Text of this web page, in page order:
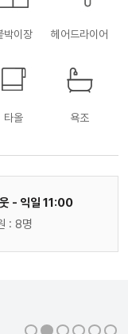
박이장 헤어드라이어
타올 욕조
- 익일 11:00
: 8명